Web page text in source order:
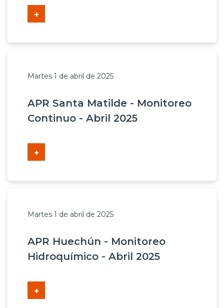
+
Martes 1 de abril de 2025
APR Santa Matilde - Monitoreo
Continuo - Abril 2025
+
Martes 1 de abril de 2025
APR Huechún - Monitoreo
Hidroquímico - Abril 2025
+